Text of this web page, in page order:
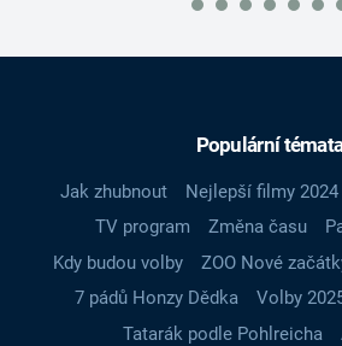
Populární
Jak zhubnout Nejlepší filmy 2024
TV program
Změna času
Kdy budou volby
ZOO Nové
7 pádů Honzy Dědka
Volby
Tatarák podle Pohlreicha